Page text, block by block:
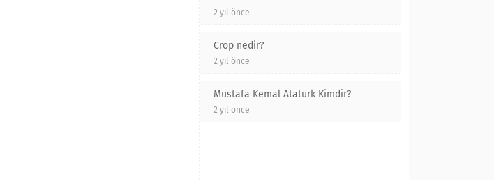
2 yıl önce
Crop nedir?
2 yıl önce
Mustafa Kemal Atatürk Kimdir?
2 yıl önce